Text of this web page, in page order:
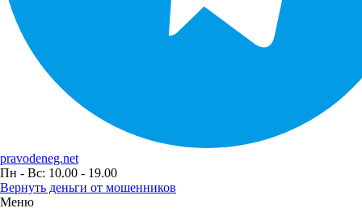
pravodeneg.net
Пн - Вс: 10.00 - 19.00
Вернуть деньги от мошенников
Меню